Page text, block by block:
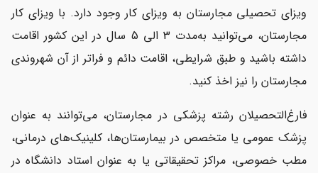
ویزای تحصیلی مجارستان به ویزای کار وجود دارد. با ویزای کار
مجارستان، می‌توانید به‌مدت 3 الی 5 سال در این کشور اقامت
داشته باشید و طبق شرایطی، اقامت دائم و فراتر از آن شهروندی
مجارستان را نیز اخذ کنید.
فارغ‌التحصیلان رشته پزشکی در مجارستان، می‌توانند به عنوان
پزشک عمومی یا متخصص در بیمارستان‌ها، کلینیک‌های درمانی،
مطب خصوصی، مراکز تحقیقاتی یا به عنوان استاد دانشگاه در